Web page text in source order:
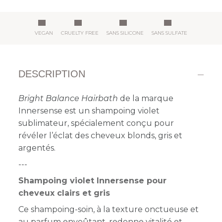
VEGAN CRUELTY FREE SANS SILICONE SANS SULFATE
DESCRIPTION
Bright Balance Hairbath de la marque
Innersense est un shampoing violet
sublimateur, spécialement conçu pour
révéler l’éclat des cheveux blonds, gris et
argentés.
---
Shampoing violet Innersense pour
cheveux clairs et gris
Ce shampoing-soin, à la texture onctueuse et